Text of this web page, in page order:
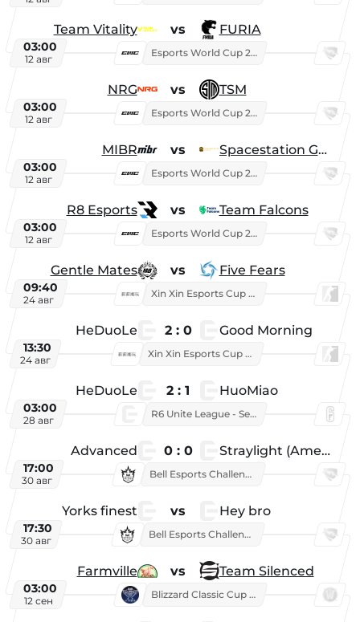
Team Vitality vs FURIA
03:00
12 авг
Esports World Cup 2026
NRG vs TSM
03:00
12 авг
Esports World Cup 2026
MIBR vs Spacestation Gaming
03:00
12 авг
Esports World Cup 2026
R8 Esports vs Team Falcons
03:00
12 авг
Esports World Cup 2026
Gentle Mates vs Five Fears
09:40
24 авг
Xin Xin Esports Cup 2025
HeDuoLe 2 : 0 Good Morning
13:30
24 авг
Xin Xin Esports Cup 2026
HeDuoLe 2 : 1 HuoMiao
03:00
28 авг
R6 Unite League - Season 1
Advanced 0 : 0 Straylight (American team)
17:00
30 авг
Bell Esports Challenge 2026
Yorks finest vs Hey bro
17:30
30 авг
Bell Esports Challenge 2026
Farmville vs Team Silenced
03:00
12 сен
Blizzard Classic Cup 2026